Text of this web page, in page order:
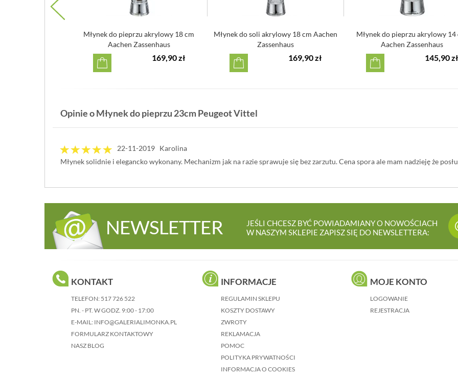
Młynek do pieprzu akrylowy 18 cm
Aachen Zassenhaus
169,90 zł
Młynek do soli akrylowy 18 cm Aachen
Zassenhaus
169,90 zł
Młynek do pieprzu akrylowy 14
Aachen Zassenhaus
145,90 zł
Opinie o Młynek do pieprzu 23cm Peugeot Vittel
22-11-2019 Karolina
Młynek solidnie i elegancko wykonany. Mechanizm jak na razie sprawuje się bez zarzutu. Cena spora ale mam nadzieję że
NEWSLETTER
JEŚLI CHCESZ BYĆ POWIADAMIANY O NOWOŚCIACH
W NASZYM SKLEPIE ZAPISZ SIĘ DO NEWSLETTERA:
KONTAKT
TELEFON: 517 726 522
PN. - PT. W GODZ. 9:00 - 17:00
E-MAIL: INFO@GALERIALIMONKA.PL
FORMULARZ KONTAKTOWY
NASZ BLOG
INFORMACJE
REGULAMIN SKLEPU
KOSZTY DOSTAWY
ZWROTY
REKLAMACJA
POMOC
POLITYKA PRYWATNOŚCI
INFORMACJA O COOKIES
MOJE KONTO
LOGOWANIE
REJESTRACJA